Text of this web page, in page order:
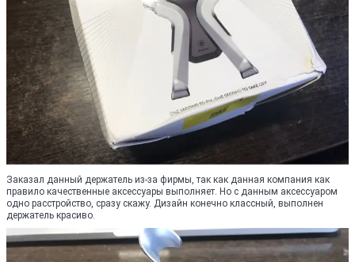
Заказал данный держатель из-за фирмы, так как данная компания как
правило качественные аксессуары выполняет. Но с данным аксессуаром
одно расстройство, сразу скажу. Дизайн конечно классный, выполнен
держатель красиво.